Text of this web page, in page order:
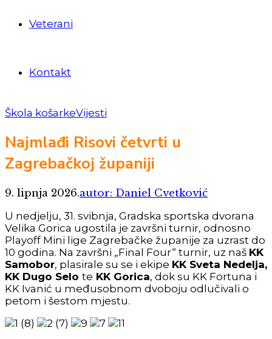
Veterani
Kontakt
Škola košarkeVijesti
Najmlađi Risovi četvrti u
Zagrebačkoj županiji
9. lipnja 2026.autor: Daniel Cvetković
U nedjelju, 31. svibnja, Gradska sportska dvorana
Velika Gorica ugostila je završni turnir, odnosno
Playoff Mini lige Zagrebačke županije za uzrast do
10 godina. Na završni „Final Four“ turnir, uz naš KK
Samobor, plasirale su se i ekipe KK Sveta Nedelja,
KK Dugo Selo te KK Gorica, dok su KK Fortuna i
KK Ivanić u međusobnom dvoboju odlučivali o
petom i šestom mjestu.